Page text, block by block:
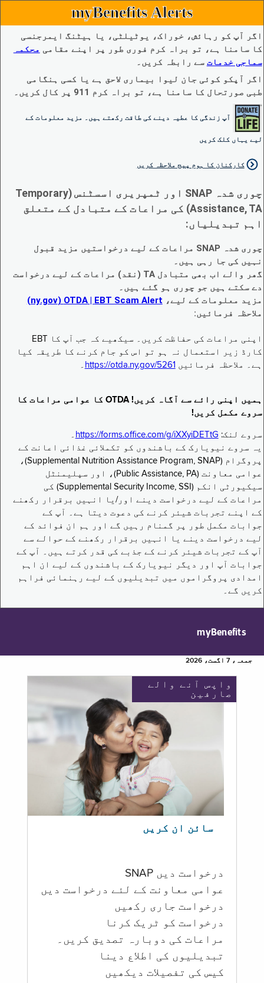
myBenefits Alerts
اگر آپ کو رہائش، خوراک، یوٹیلٹی، یا ہیٹنگ ایمرجنسی
کا سامنا ہے، تو براہ کرم فوری طور پر اپنے مقامی محکمہ
سماجی خدمات سے رابطہ کریں۔
اگر آپکو کوئی جان لیوا بیماری لاحق ہے یا کسی ہنگامی
طبی صورتحال کا سامنا ہے، تو براہ کرم 911 پر کال کریں۔
آپ زندگی کا عطیہ دینے کی طاقت رکھتے ہیں۔ مزید معلومات کے
لیے یہاں کلک کریں
کارکنان کا ہوم پیج ملاحظہ کریں
چوری شدہ SNAP اور ٹمپریری اسسٹنس (Temporary
Assistance, TA) کی مراعات کے متبادل کے متعلق
اہم تبدیلیاں:
چوری شدہ SNAP مراعات کے لیے درخواستیں مزید قبول
نہیں کی جا رہی ہیں۔
گھر والے اب بھی متبادل TA (نقد) مراعات کے لیے درخواست
دے سکتے ہیں جو چوری ہو گئے ہیں۔
مزید معلومات کے لیے، EBT Scam Alert ‏| OTDA ‏(ny.gov)
ملاحظہ فرمائیں:
اپنی مراعات کی حفاظت کریں۔ سیکھیے کہ جب آپ کا EBT
کارڈ زیر استعمال نہ ہو تو اس کو جام کرنے کا طریقہ کیا
ہے۔ ملاحظہ فرمائیں https://otda.ny.gov/5261 ۔
ہمیں اپنی رائے سے آگاہ کریں! OTDA کا عوامی مراعات کا
سروے مکمل کریں!
سروے لنک: https://forms.office.com/g/iXXyiDETtG ۔
یہ سروے نیویارک کے باشندوں کو تکملائی غذائی اعانت کے
پروگرام (Supplemental Nutrition Assistance Program, SNAP)،
عوامی معاونت (Public Assistance, PA)، اور سپلیمنٹل
سیکیورٹی انکم (Supplemental Security Income, SSI) کی
مراعات کے لیے درخواست دینے اور/یا انہیں برقرار رکھنے
کے اپنے تجربات شیئر کرنے کی دعوت دیتا ہے۔ آپ کے
جوابات مکمل طور پر گمنام رہیں گے اور ہم ان فوائد کے
لیے درخواست دینے یا انہیں برقرار رکھنے کے حوالے سے
آپ کے تجربات شیئر کرنے کے جذبے کی قدر کرتے ہیں۔ آپ کے
جوابات آپ اور دیگر نیویارک کے باشندوں کے لیے ان اہم
امدادی پروگراموں میں تبدیلیوں کے لیے رہنمائی فراہم
کریں گے۔
myBenefits
جمعہ، 7 اگست، 2026
واپس آنے والے
صارفین
سائن ان کریں
درخواست دیں SNAP
عوامی معاونت کے لئے درخواست دیں
درخواست جاری رکھیں
درخواست کو ٹریک کرنا
مراعات کی دوبارہ تصدیق کریں۔
تبدیلیوں کی اطلاع دینا
کیس کی تفصیلات دیکھیں